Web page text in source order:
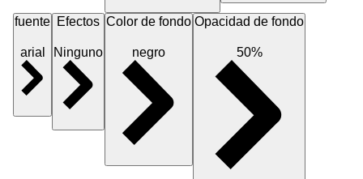
fuente
arial
Efectos
Ninguno
Color de fondo
negro
Opacidad de fondo
50%